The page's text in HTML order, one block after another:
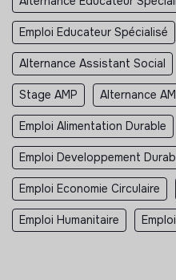
Emploi Educateur Spécialisé
Alternance Assistant Social
Stage AMP Alternance
Emploi Alimentation Durable
Emploi Developpement
Emploi Economie Circulaire
Emploi Humanitaire